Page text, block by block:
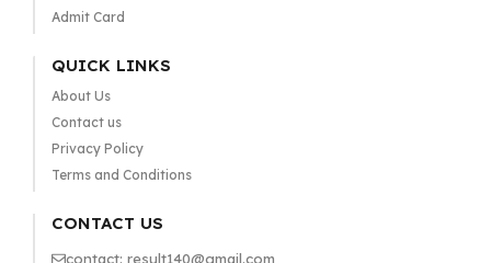
Admit Card
QUICK LINKS
About Us
Contact us
Privacy Policy
Terms and Conditions
CONTACT US
contact: result140@gmail.com